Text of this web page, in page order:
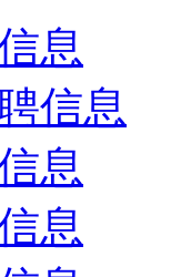
息
信息
息
息